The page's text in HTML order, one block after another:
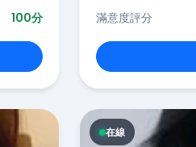
100分
滿意度評分
在線